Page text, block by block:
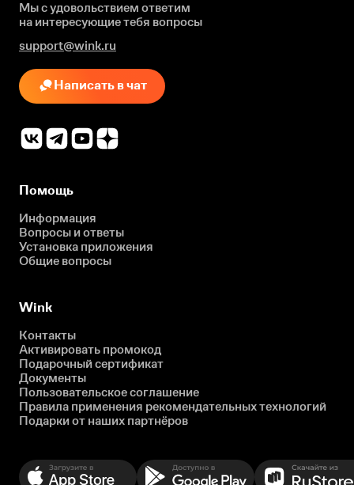
Мы с удовольствием ответим
на интересующиетебя вопросы
support@wink.ru
Написать в чат
Помощь
Информация
Вопросы и ответы
Установка приложения
Общие вопросы
Wink
Контакты
Активировать промокод
Подарочный сертификат
Документы
Пользовательское соглашение
Правила применения рекомендательных технологий
Подарки от наших партнёров